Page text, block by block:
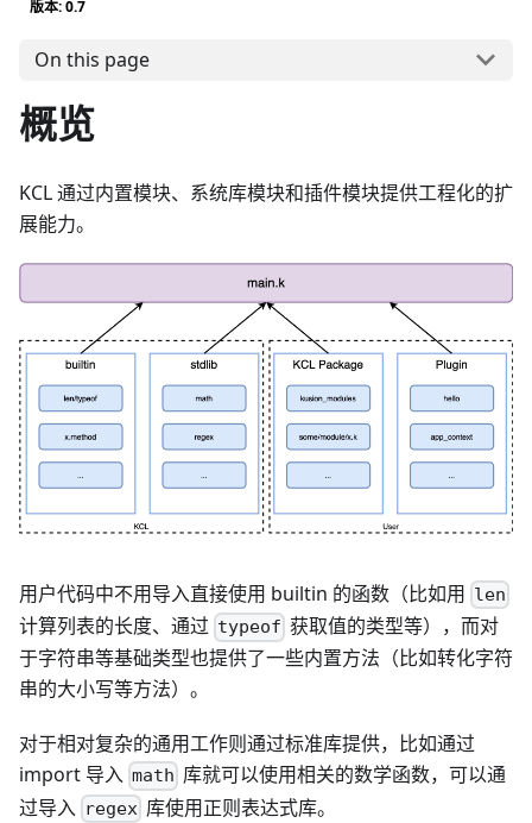
版本: 0.7
On this page
概览
KCL 通过内置模块、系统库模块和插件模块提供工程化的扩
展能力。
用户代码中不用导入直接使用 builtin 的函数（比如用 len
计算列表的长度、通过 typeof 获取值的类型等），而对
于字符串等基础类型也提供了一些内置方法（比如转化字符
串的大小写等方法）。
对于相对复杂的通用工作则通过标准库提供，比如通过
import 导入 math 库就可以使用相关的数学函数，可以通
过导入 regex 库使用正则表达式库。